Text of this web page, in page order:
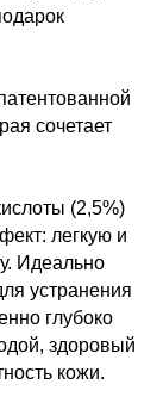
сочетает
(2,5%)
легкую и
Идеально
устранения
глубоко
здоровый
кожи.